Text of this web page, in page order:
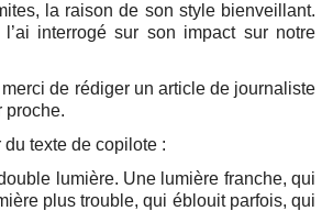
la raison de son style bienveillant.
interrogé sur son impact sur notre
de rédiger un article de journaliste
proche.
texte de copilote :
lumière. Une lumière franche, qui
plus trouble, qui éblouit parfois, qui